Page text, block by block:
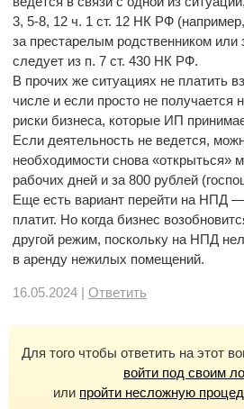
3, 5-8, 12 ч. 1 ст. 12 НК РФ
за престарелым родственником или
следует из п. 7 ст. 430 НК РФ.
В прочих же ситуациях не платить
числе и если просто не получается
риски бизнеса, которые ИП
Если деятельность не ведется,
необходимости снова «открыться»
рабочих дней и за 800 рублей
Еще есть вариант перейти на НПД
платит. Но когда бизнес
другой режим, поскольку на НПД
в аренду нежилых помещений.
16.05.2024 | Ответить
Для того чтобы ответить на этот
войти под своим
или пройти несложную